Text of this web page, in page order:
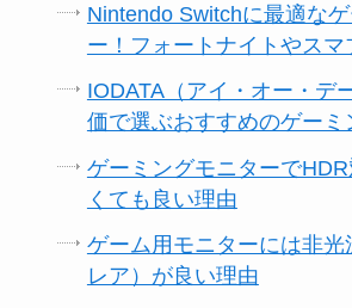
Nintendo Switchに最適な
ー！フォートナイトやスマ
IODATA（アイ・オー・デ
価で選ぶおすすめのゲー
ゲーミングモニターで
くても良い理由
ゲーム用モニターには非
レア）が良い理由